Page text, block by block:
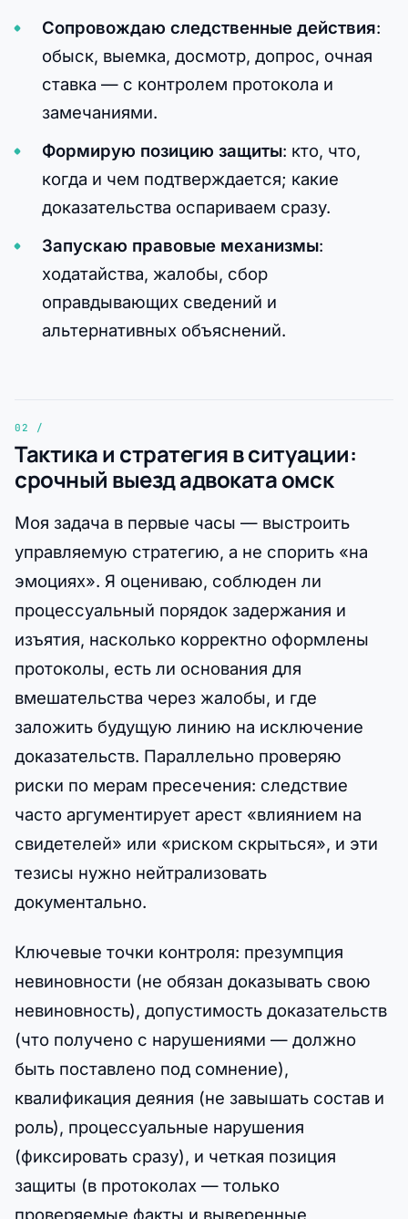
Сопровождаю следственные действия:
обыск, выемка, досмотр, допрос, очная
ставка — с контролем протокола и
замечаниями.
Формирую позицию защиты: кто, что,
когда и чем подтверждается; какие
доказательства оспариваем сразу.
Запускаю правовые механизмы:
ходатайства, жалобы, сбор
оправдывающих сведений и
альтернативных объяснений.
Тактика и стратегия в ситуации:
срочный выезд адвоката омск
Моя задача в первые часы — выстроить
управляемую стратегию, а не спорить «на
эмоциях». Я оцениваю, соблюден ли
процессуальный порядок задержания и
изъятия, насколько корректно оформлены
протоколы, есть ли основания для
вмешательства через жалобы, и где
заложить будущую линию на исключение
доказательств. Параллельно проверяю
риски по мерам пресечения: следствие
часто аргументирует арест «влиянием на
свидетелей» или «риском скрыться», и эти
тезисы нужно нейтрализовать
документально.
Ключевые точки контроля: презумпция
невиновности (не обязан доказывать свою
невиновность), допустимость доказательств
(что получено с нарушениями — должно
быть поставлено под сомнение),
квалификация деяния (не завышать состав и
роль), процессуальные нарушения
(фиксировать сразу), и четкая позиция
защиты (в протоколах — только
проверяемые факты и выверенные